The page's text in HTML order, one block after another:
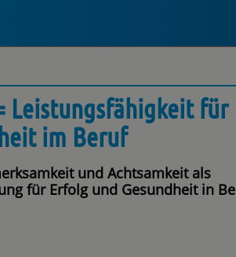
Leistungsfähigkeit für
im Beruf
und Achtsamkeit als
für Erfolg und Gesundheit in